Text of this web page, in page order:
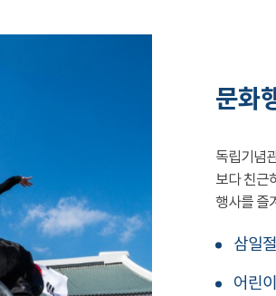
문화
독립기념
보다 친근
행사를 즐
삼일
어린